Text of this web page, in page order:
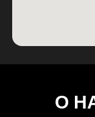
О